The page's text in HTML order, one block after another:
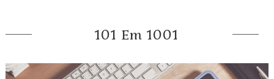
101 Em 1001